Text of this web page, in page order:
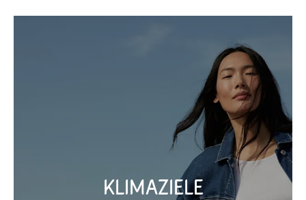
Klimaziele